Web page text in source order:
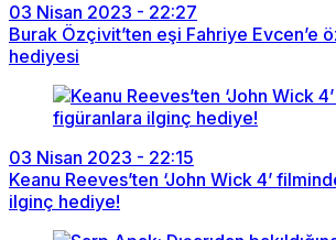
03 Nisan 2023 - 22:27
Burak Özçivit’ten eşi Fahriye Evcen’e
hediyesi
03 Nisan 2023 - 22:15
Keanu Reeves’ten ‘John Wick 4’
ilginç hediye!